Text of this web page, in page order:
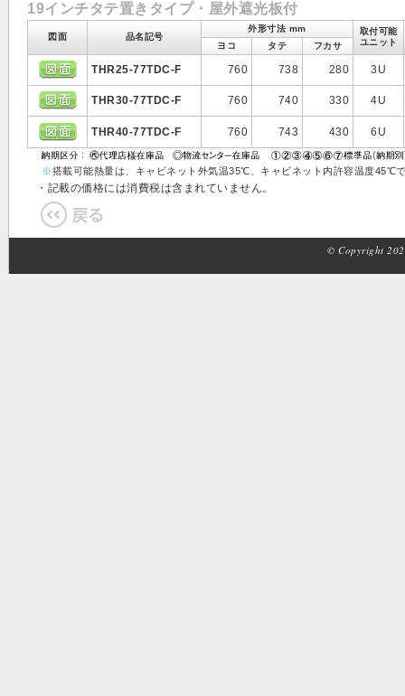
19インチタテ置きタイプ・屋外遮光板付
図面 品名記号
外形寸法 mm
取付可能
ユニット
ヨコ タテ フカサ
THR25-77TDC-F 760 738 280 3U
THR30-77TDC-F 760 740 330 4U
THR40-77TDC-F 760 743 430 6U
※搭載可能熱量は、キャビネット外気温35℃、キャビネット内許容温度45℃
・記載の価格には消費税は含まれていません。
© Copyright